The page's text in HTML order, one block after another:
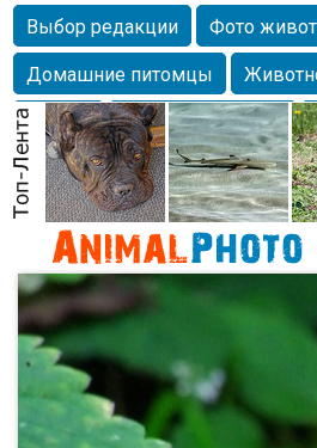
Выбор редакции Фото
Домашние питомцы
Собаки
Alexanderandronik
Морда
Собачка Осень
Насекомое
Коты Lebert